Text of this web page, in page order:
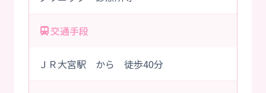
交通手段
ＪＲ大宮駅 から 徒歩40分